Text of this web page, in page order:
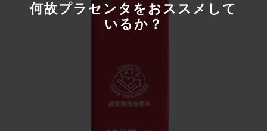
何故プラセンタをおススメして
いるか？